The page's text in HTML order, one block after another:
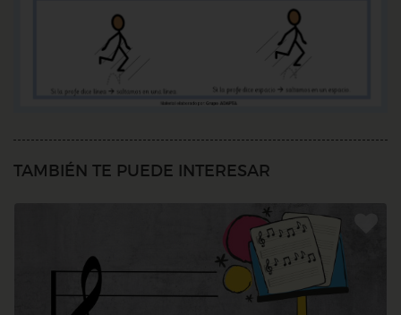
TAMBIÉN TE PUEDE INTERESAR